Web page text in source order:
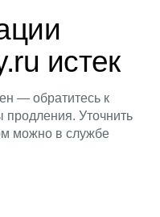
истек
— обратитесь к
продления. Уточнить
можно в службе